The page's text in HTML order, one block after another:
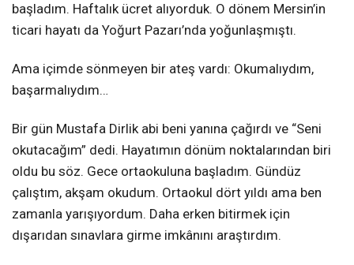
başladım. Haftalık ücret alıyorduk. O dönem Mersin’in
ticari hayatı da Yoğurt Pazarı’nda yoğunlaşmıştı.
Ama içimde sönmeyen bir ateş vardı: Okumalıydım,
başarmalıydım…
Bir gün Mustafa Dirlik abi beni yanına çağırdı ve “Seni
okutacağım” dedi. Hayatımın dönüm noktalarından biri
oldu bu söz. Gece ortaokuluna başladım. Gündüz
çalıştım, akşam okudum. Ortaokul dört yıldı ama ben
zamanla yarışıyordum. Daha erken bitirmek için
dışarıdan sınavlara girme imkânını araştırdım.